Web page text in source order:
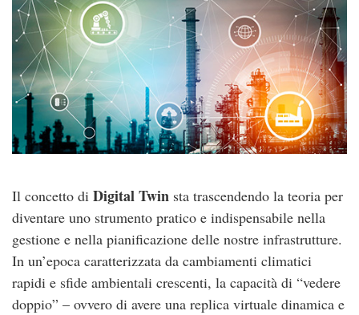
Il concetto di Digital Twin sta trascendendo la teoria per
diventare uno strumento pratico e indispensabile nella
gestione e nella pianificazione delle nostre infrastrutture.
In un’epoca caratterizzata da cambiamenti climatici
rapidi e sfide ambientali crescenti, la capacità di “vedere
doppio” – ovvero di avere una replica virtuale dinamica e